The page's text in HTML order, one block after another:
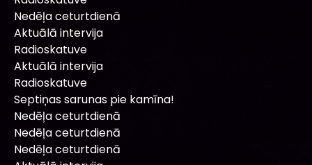
Nedēļa ceturtdienā
Aktuālā intervija
Radioskatuve
Aktuālā intervija
Radioskatuve
Septiņas sarunas pie kamīna!
Nedēļa ceturtdienā
Nedēļa ceturtdienā
Nedēļa ceturtdienā